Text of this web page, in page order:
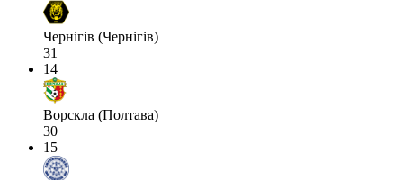
Чернігів (Чернігів)
31
14
Ворскла (Полтава)
30
15